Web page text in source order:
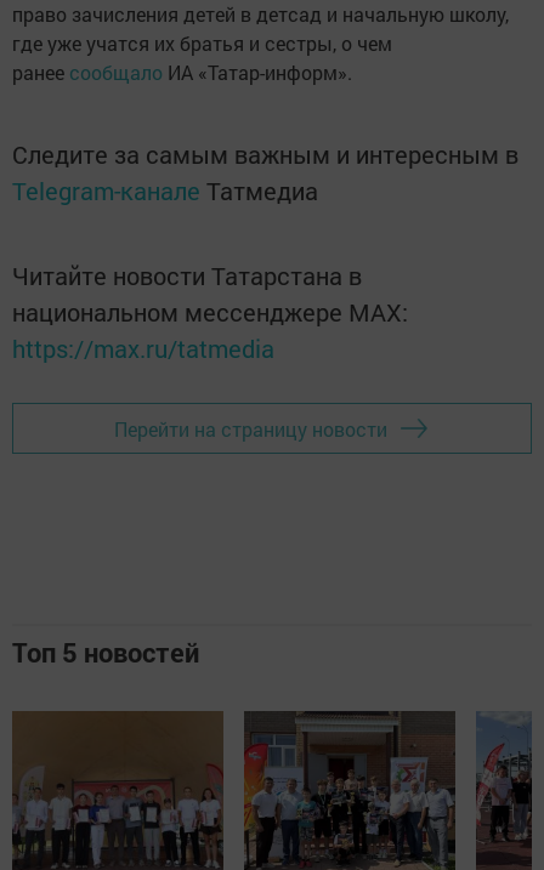
право зачисления детей в детсад и начальную школу,
где уже учатся их братья и сестры, о чем
ранее сообщало ИА «Татар-информ».
Следите за самым важным и интересным в
Telegram-канале Татмедиа
Читайте новости Татарстана в
национальном мессенджере MАХ:
https://max.ru/tatmedia
Перейти на страницу новости
Топ 5 новостей